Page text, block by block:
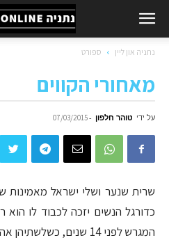
נתניה און ליין ספורט
מאחורי הקווים
על ידי טוהר חלפון -
07/03/2015
שרית שנער ושלי ישראל מאמינות
כדורגל הנשים יזכה לכבוד לו הוא
המגרש לפני 14 שנים,